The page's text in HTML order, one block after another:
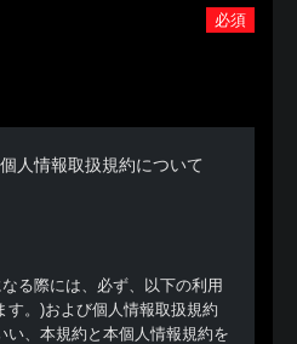
必須
人情報取扱規約について
る際には、必ず、以下の利用
す。)および個人情報取扱規約
い、本規約と本個人情報規約を